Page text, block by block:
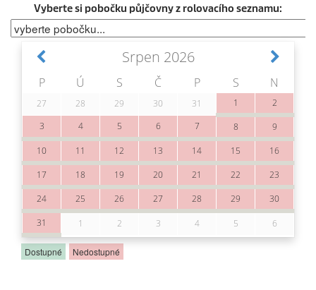
Vyberte si pobočku půjčovny z rolovacího seznamu: